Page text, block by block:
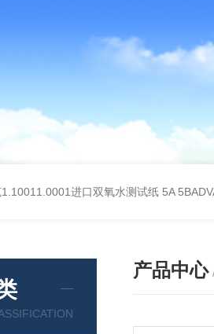
进口双氧水测试纸 5A
产品中心